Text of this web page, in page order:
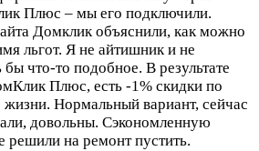
Плюс – мы его подключили.
Домклик объяснили, как можно
льгот. Я не айтишник и не
что-то подобное. В результате
Плюс, есть -1% скидки по
жизни. Нормальный вариант, сейчас
довольны. Сэкономленную
на ремонт пустить.